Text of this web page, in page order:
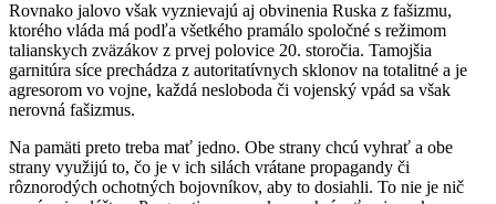
Rovnako jalovo však vyznievajú aj obvinenia Ruska z fašizmu,
ktorého vláda má podľa všetkého pramálo spoločné s režimom
talianskych zväzákov z prvej polovice 20. storočia. Tamojšia
garnitúra síce prechádza z autoritatívnych sklonov na totalitné a je
agresorom vo vojne, každá nesloboda či vojenský vpád sa však
nerovná fašizmus.
Na pamäti preto treba mať jedno. Obe strany chcú vyhrať a obe
strany využijú to, čo je v ich silách vrátane propagandy či
rôznorodých ochotných bojovníkov, aby to dosiahli. To nie je nič